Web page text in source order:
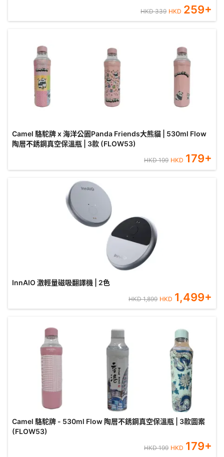
HKD339 HKD 259+
Camel 駱駝牌 x 海洋公園Panda Friends大熊貓 | 530ml Flow
陶層不銹鋼真空保溫瓶 | 3款 (FLOW53)
HKD199 HKD 179+
InnAIO 激輕量磁吸翻譯機 | 2色
HKD1,899 HKD 1,499+
Camel 駱駝牌 - 530ml Flow 陶層不銹鋼真空保溫瓶 | 3款圖案
(FLOW53)
HKD199 HKD 179+